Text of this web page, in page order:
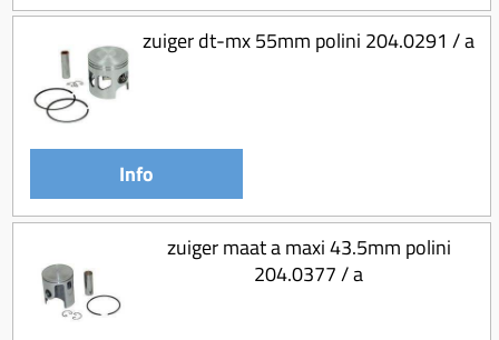
zuiger dt-mx 55mm polini 204.0291 / a
Info
zuiger maat a maxi 43.5mm polini
204.0377 / a